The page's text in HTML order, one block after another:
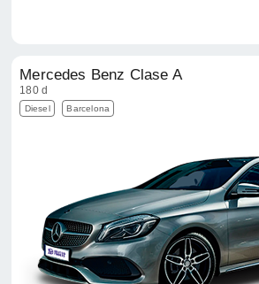
Mercedes Benz Clase A
180 d
Diesel Barcelona